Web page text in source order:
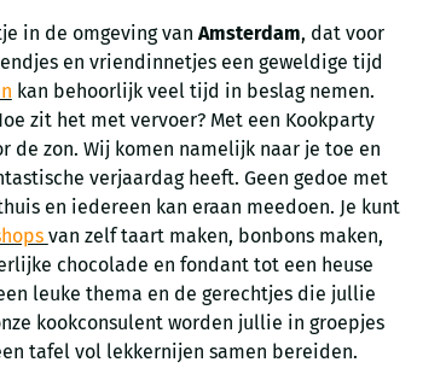
in de omgeving van Amsterdam, dat voor
en vriendinnetjes een geweldige tijd
kan behoorlijk veel tijd in beslag nemen.
zit het met vervoer? Met een Kookparty
de zon. Wij komen namelijk naar je toe en
verjaardag heeft. Geen gedoe met
en iedereen kan eraan meedoen. Je kunt
van zelf taart maken, bonbons maken,
chocolade en fondant tot een heuse
leuke thema en de gerechtjes die jullie
kookconsulent worden jullie in groepjes
tafel vol lekkernijen samen bereiden.